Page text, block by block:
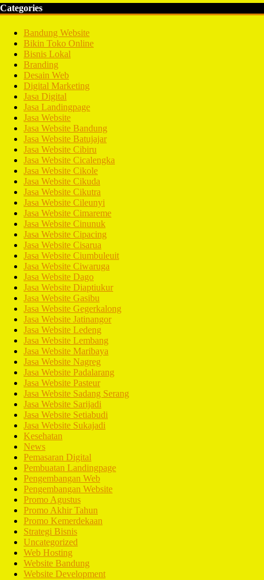
Categories
Bandung Website
Bikin Toko Online
Bisnis Lokal
Branding
Desain Web
Digital Marketing
Jasa Digital
Jasa Landingpage
Jasa Website
Jasa Website Bandung
Jasa Website Batujajar
Jasa Website Cibiru
Jasa Website Cicalengka
Jasa Website Cikole
Jasa Website Cikuda
Jasa Website Cikutra
Jasa Website Cileunyi
Jasa Website Cimareme
Jasa Website Cinunuk
Jasa Website Cipacing
Jasa Website Cisarua
Jasa Website Ciumbuleuit
Jasa Website Ciwaruga
Jasa Website Dago
Jasa Website Diaptiukur
Jasa Website Gasibu
Jasa Website Gegerkalong
Jasa Website Jatinangor
Jasa Website Ledeng
Jasa Website Lembang
Jasa Website Maribaya
Jasa Website Nagreg
Jasa Website Padalarang
Jasa Website Pasteur
Jasa Website Sadang Serang
Jasa Website Sarijadi
Jasa Website Setiabudi
Jasa Website Sukajadi
Kesehatan
News
Pemasaran Digital
Pembuatan Landingpage
Pengembangan Web
Pengembangan Website
Promo Agustus
Promo Akhir Tahun
Promo Kemerdekaan
Strategi Bisnis
Uncategorized
Web Hosting
Website Bandung
Website Development